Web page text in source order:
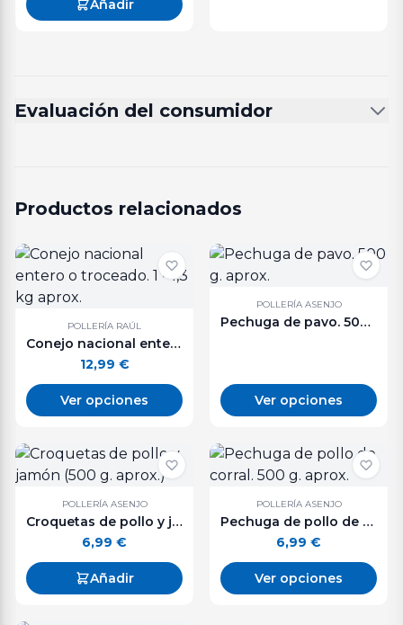
Añadir
Evaluación del consumidor
Productos relacionados
POLLERÍA RAÚL
Conejo nacional entero o troceado. 1 - 1,3 kg aprox.
12,99 €
Ver opciones
POLLERÍA ASENJO
Pechuga de pavo. 500 g. aprox.
Ver opciones
POLLERÍA ASENJO
Croquetas de pollo y jamón (500 g. aprox.)
6,99 €
Añadir
POLLERÍA ASENJO
Pechuga de pollo de corral. 500 g. aprox.
6,99 €
Ver opciones